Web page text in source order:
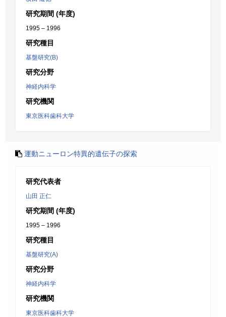
研究期間 (年度)
1995 – 1996
研究種目
基盤研究(B)
研究分野
神経内科学
研究機関
東京医科歯科大学
運動ニューロン特異的遺伝子の探索
研究代表者
山田 正仁
研究期間 (年度)
1995 – 1996
研究種目
基盤研究(A)
研究分野
神経内科学
研究機関
東京医科歯科大学